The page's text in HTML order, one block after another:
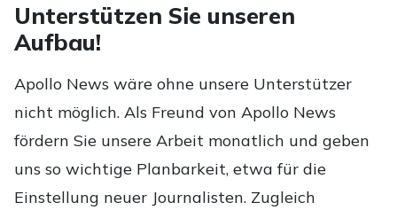
Unterstützen Sie unseren
Aufbau!
Apollo News wäre ohne unsere Unterstützer
nicht möglich. Als Freund von Apollo News
fördern Sie unsere Arbeit monatlich und geben
uns so wichtige Planbarkeit, etwa für die
Einstellung neuer Journalisten. Zugleich